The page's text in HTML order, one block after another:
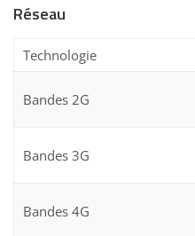
Réseau
Technologie
Bandes 2G
Bandes 3G
Bandes 4G